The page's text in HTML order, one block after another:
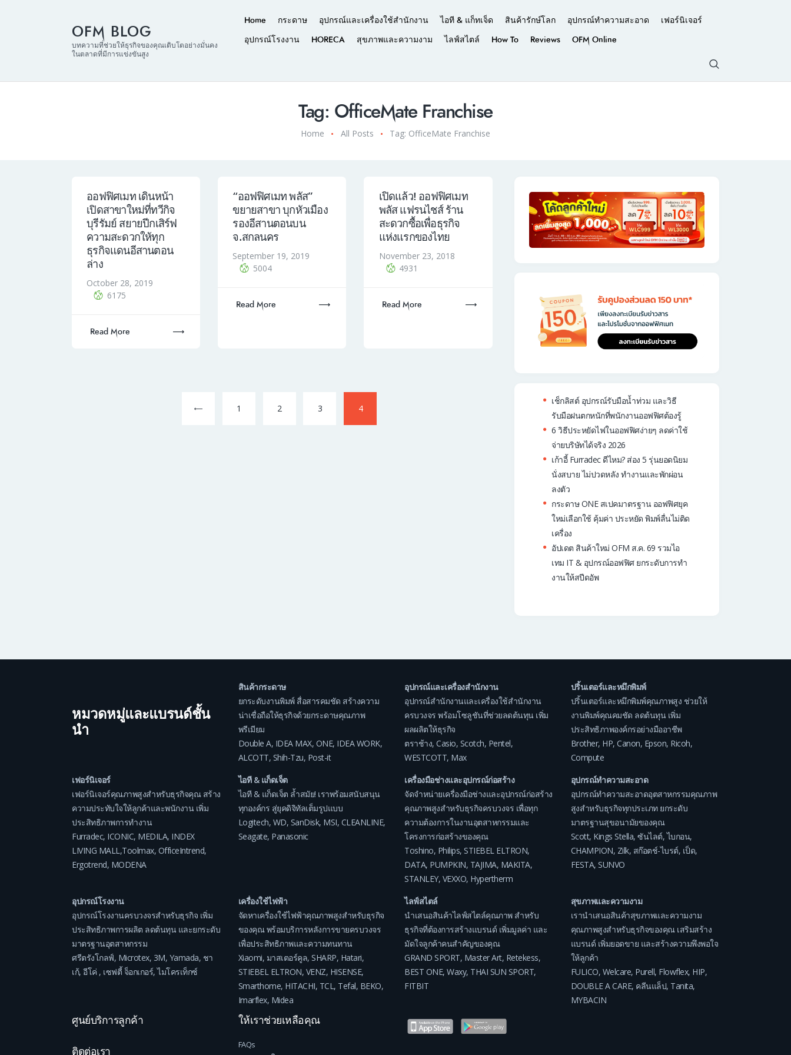
OFM BLOG
บทความที่ช่วยให้ธุรกิจของคุณเติบโตอย่างมั่นคง
ในตลาดที่มีการแข่งขันสูง
Home กระดาษ อุปกรณ์และเครื่องใช้สำนักงาน ไอที & แก็ทเจ็ด สินค้ารักษ์โลก อุปกรณ์ทำความสะอาด
เฟอร์นิเจอร์
อุปกรณ์โรงงาน
HORECA สุขภาพและความงาม ไลฟ์สไตล์ How To Reviews OFM Online
Tag: OfficeMate Franchise
Home All Posts Tag: OfficeMate Franchise
ออฟฟิศเมท เดินหน้า
เปิดสาขาใหม่ที่ทวีกิจ
บุรีรัมย์ สยายปีกเสิร์ฟ
ความสะดวกให้ทุก
ธุรกิจแดนอีสานตอน
ล่าง
October 28, 2019
6175
Read More
“ออฟฟิศเมท พลัส”
ขยายสาขา บุกหัวเมือง
รองอีสานตอนบน
จ.สกลนคร
September 19, 2019
5004
Read More
เปิดแล้ว! ออฟฟิศเมท
พลัส แฟรนไชส์ ร้าน
สะดวกซื้อเพื่อธุรกิจ
แห่งแรกของไทย
November 23, 2018
4931
Read More
Page
1 Page
2 Page
3 Page
4
เช็กลิสต์ อุปกรณ์รับมือน้ำท่วม และวิธี
รับมือฝนตกหนักที่พนักงานออฟฟิศต้องรู้
6 วิธีประหยัดไฟในออฟฟิศง่ายๆ ลดค่าใช้
จ่ายบริษัทได้จริง 2026
เก้าอี้ Furradec ดีไหม? ส่อง 5 รุ่นยอดนิยม
นั่งสบาย ไม่ปวดหลัง ทำงานและพักผ่อน
ลงตัว
กระดาษ ONE สเปคมาตรฐาน ออฟฟิศยุค
ใหม่เลือกใช้ คุ้มค่า ประหยัด พิมพ์ลื่นไม่ติด
เครื่อง
อัปเดต สินค้าใหม่ OFM ส.ค. 69 รวมไอ
เทม IT & อุปกรณ์ออฟฟิศ ยกระดับการทำ
งานให้สปีดอัพ
หมวดหมู่และแบรนด์ชั้น
นำ
สินค้ากระดาษ
ยกระดับงานพิมพ์ สื่อสารคมชัด สร้างความ
น่าเชื่อถือให้ธุรกิจด้วยกระดาษคุณภาพ
พรีเมียม
Double A, IDEA MAX, ONE, IDEA WORK,
ALCOTT, Shih-Tzu, Post-it
อุปกรณ์และเครื่องสำนักงาน
อุปกรณ์สำนักงานและเครื่องใช้สำนักงาน
ครบวงจร พร้อมโซลูชันที่ช่วยลดต้นทุน เพิ่ม
ผลผลิตให้ธุรกิจ
ตราช้าง, Casio, Scotch, Pentel,
WESTCOTT, Max
ปริ้นเตอร์และหมึกพิมพ์
ปริ้นเตอร์และหมึกพิมพ์คุณภาพสูง ช่วยให้
งานพิมพ์คุณคมชัด ลดต้นทุน เพิ่ม
ประสิทธิภาพองค์กรอย่างมืออาชีพ
Brother, HP, Canon, Epson, Ricoh,
Compute
เฟอร์นิเจอร์
เฟอร์นิเจอร์คุณภาพสูงสำหรับธุรกิจคุณ สร้าง
ความประทับใจให้ลูกค้าและพนักงาน เพิ่ม
ประสิทธิภาพการทำงาน
Furradec, ICONIC, MEDILA, INDEX
LIVING MALL,Toolmax, OfficeIntrend,
Ergotrend, MODENA
ไอที & แก็ดเจ็ต
ไอที & แก็ดเจ็ต ล้ำสมัย! เราพร้อมสนับสนุน
ทุกองค์กร สู่ยุคดิจิทัลเต็มรูปแบบ
Logitech, WD, SanDisk, MSI, CLEANLINE,
Seagate, Panasonic
เครื่องมือช่างและอุปกรณ์ก่อสร้าง
จัดจำหน่ายเครื่องมือช่างและอุปกรณ์ก่อสร้าง
คุณภาพสูงสำหรับธุรกิจครบวงจร เพื่อทุก
ความต้องการในงานอุตสาหกรรมและ
โครงการก่อสร้างของคุณ
Toshino, Philips, STIEBEL ELTRON,
DATA, PUMPKIN, TAJIMA, MAKITA,
STANLEY, VEXXO, Hypertherm
อุปกรณ์ทำความสะอาด
อุปกรณ์ทำความสะอาดอุตสาหกรรมคุณภาพ
สูงสำหรับธุรกิจทุกประเภท ยกระดับ
มาตรฐานสุขอนามัยของคุณ
Scott, Kings Stella, ซันไลต์,ไบกอน,
CHAMPION, Zilk, สก๊อตช์-ไบรต์, เป็ด,
FESTA, SUNVO
อุปกรณ์โรงงาน
อุปกรณ์โรงงานครบวงจรสำหรับธุรกิจ เพิ่ม
ประสิทธิภาพการผลิต ลดต้นทุน และยกระดับ
มาตรฐานอุตสาหกรรม
ศรีตรังโกลฟ์, Microtex, 3M, Yamada, ชา
เก้, อีโค่, เซฟตี้ จ็อกเกอร์,ไมโครเท็กซ์
เครื่องใช้ไฟฟ้า
จัดหาเครื่องใช้ไฟฟ้าคุณภาพสูงสำหรับธุรกิจ
ของคุณ พร้อมบริการหลังการขายครบวงจร
เพื่อประสิทธิภาพและความทนทาน
Xiaomi, มาสเตอร์คูล, SHARP, Hatari,
STIEBEL ELTRON, VENZ, HISENSE,
Smarthome, HITACHI, TCL, Tefal, BEKO,
Imarflex, Midea
ไลฟ์สไตล์
นำเสนอสินค้าไลฟ์สไตล์คุณภาพ สำหรับ
ธุรกิจที่ต้องการสร้างแบรนด์ เพิ่มมูลค่า และ
มัดใจลูกค้าคนสำคัญของคุณ
GRAND SPORT, Master Art, Retekess,
BEST ONE, Waxy, THAI SUN SPORT,
FITBIT
สุขภาพและความงาม
เรานำเสนอสินค้าสุขภาพและความงาม
คุณภาพสูงสำหรับธุรกิจของคุณ เสริมสร้าง
แบรนด์ เพิ่มยอดขาย และสร้างความพึงพอใจ
ให้ลูกค้า
FULICO, Welcare, Purell, Flowflex, HIP,
DOUBLE A CARE, คลีนแล็ป, Tanita,
MYBACIN
ศูนย์บริการลูกค้า
ติดต่อเรา
ให้เราช่วยเหลือคุณ
FAQs